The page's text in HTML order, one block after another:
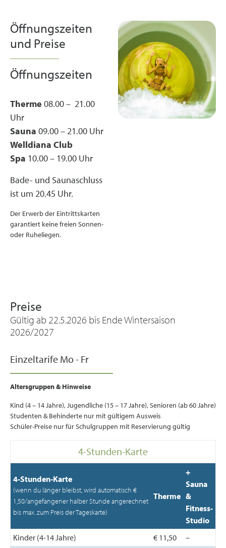
Swim & Eat
Schwimmen in der GrimmingTherme
und schlemmen im Club Restaurant
Öffnungszeiten
und Preise
Öffnungszeiten
Therme 08.00 – 21.00
Uhr
Sauna 09.00 – 21.00 Uhr
Welldiana Club
Spa 10.00 – 19.00 Uhr
Bade- und Saunaschluss
ist um 20.45 Uhr.
Der Erwerb der Eintrittskarten
garantiert keine freien Sonnen-
oder Ruheliegen.
Preise
Gültig ab 22.5.2026 bis Ende Wintersaison
2026/2027
Einzeltarife Mo - Fr
Altersgruppen & Hinweise
Kind (4 – 14 Jahre), Jugendliche (15 – 17 Jahre), Senioren (ab 60 Jahre)
Studenten & Behinderte nur mit gültigem Ausweis
Schüler-Preise nur für Schulgruppen mit Reservierung gültig
4-Stunden-Karte
4-Stunden-Karte
(wenn du länger bleibst, wird automatisch €
1,50/angefangener halber Stunde angerechnet
bis max. zum Preis der Tageskarte)
Therme
+
Sauna
&
Fitness-
Studio
Kinder (4-14 Jahre)
€ 11,50
–